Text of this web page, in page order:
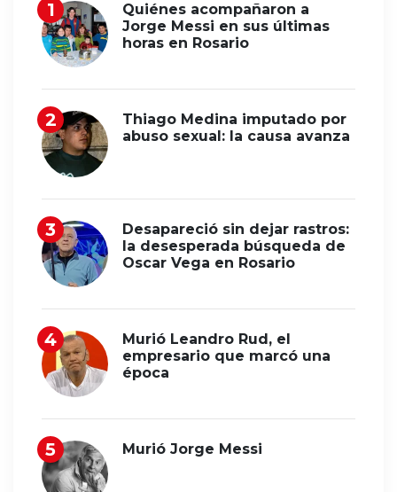
Quiénes acompañaron a
Jorge Messi en sus últimas
horas en Rosario
Thiago Medina imputado por
abuso sexual: la causa avanza
Desapareció sin dejar rastros:
la desesperada búsqueda de
Oscar Vega en Rosario
Murió Leandro Rud, el
empresario que marcó una
época
Murió Jorge Messi